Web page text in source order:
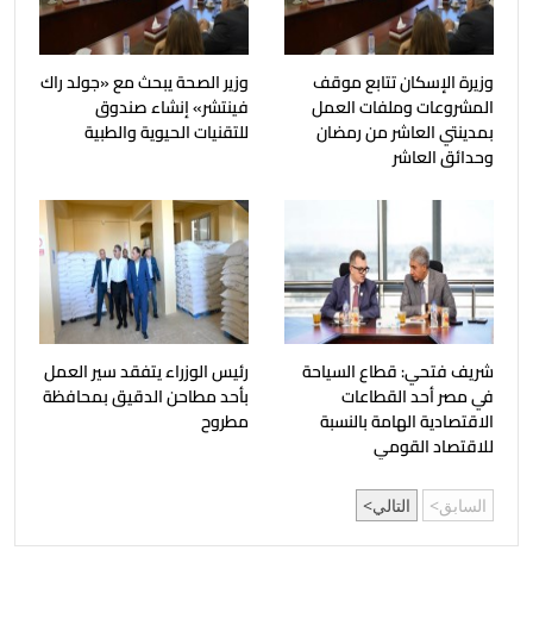
وزيرة الإسكان تتابع موقف
المشروعات وملفات العمل
بمدينتي العاشر من رمضان
وحدائق العاشر
وزير الصحة يبحث مع «جولد راك
فينتشر» إنشاء صندوق
للتقنيات الحيوية والطبية
شريف فتحي: قطاع السياحة
في مصر أحد القطاعات
الاقتصادية الهامة بالنسبة
للاقتصاد القومي
رئيس الوزراء يتفقد سير العمل
بأحد مطاحن الدقيق بمحافظة
مطروح
السابق التالي